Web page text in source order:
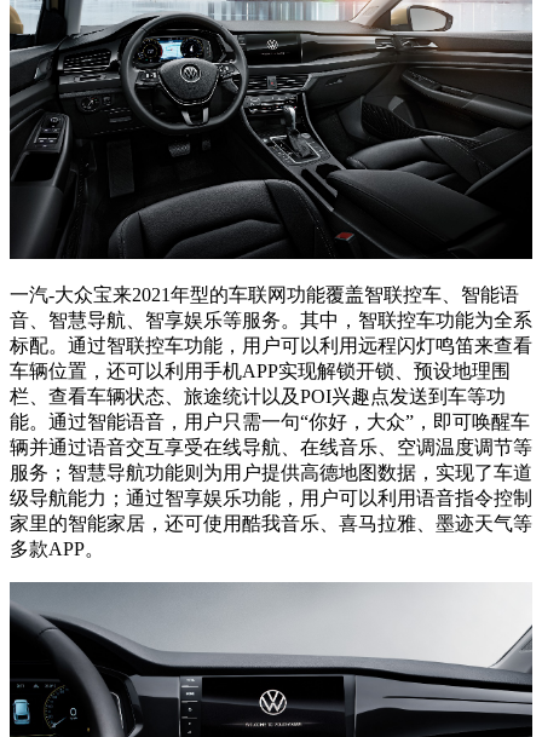
一汽-大众宝来2021年型的车联网功能覆盖智联控车、智能语
音、智慧导航、智享娱乐等服务。其中，智联控车功能为全系
标配。通过智联控车功能，用户可以利用远程闪灯鸣笛来查看
车辆位置，还可以利用手机APP实现解锁开锁、预设地理围
栏、查看车辆状态、旅途统计以及POI兴趣点发送到车等功
能。通过智能语音，用户只需一句“你好，大众”，即可唤醒车
辆并通过语音交互享受在线导航、在线音乐、空调温度调节等
服务；智慧导航功能则为用户提供高德地图数据，实现了车道
级导航能力；通过智享娱乐功能，用户可以利用语音指令控制
家里的智能家居，还可使用酷我音乐、喜马拉雅、墨迹天气等
多款APP。